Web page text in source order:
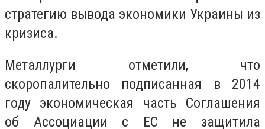
стратегию вывода экономики Украины из
кризиса.
Металлурги отметили, что
скоропалительно подписанная в 2014
году экономическая часть Соглашения
об Ассоциации с ЕС не защитила